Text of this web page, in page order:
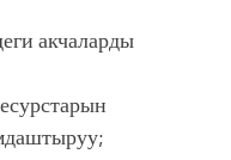
акчаларды